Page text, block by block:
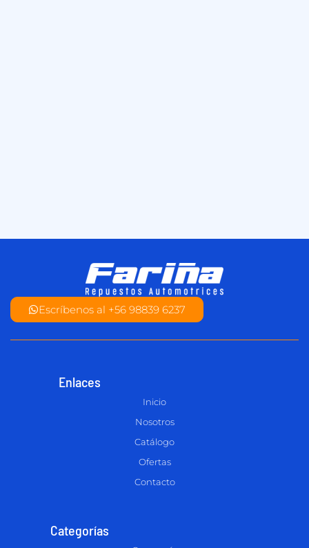
Escríbenos al +56 98839 6237
Enlaces
Inicio
Nosotros
Catálogo
Ofertas
Contacto
Categorías